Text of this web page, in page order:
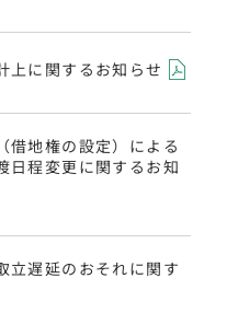
上に関するお知らせ
借地権の設定）による
日程変更に関するお知
立遅延のおそれに関す